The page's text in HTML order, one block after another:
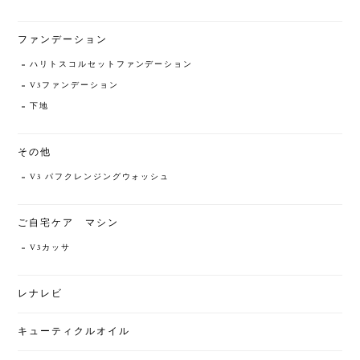
ファンデーション
ハリトスコルセットファンデーション
V3ファンデーション
下地
その他
V3 パフクレンジングウォッシュ
ご自宅ケア マシン
V3カッサ
レナレビ
キューティクルオイル